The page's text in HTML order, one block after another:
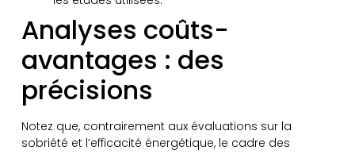
Analyses coûts-
avantages : des
précisions
Notez que, contrairement aux évaluations sur la
sobriété et l’efficacité énergétique, le cadre des